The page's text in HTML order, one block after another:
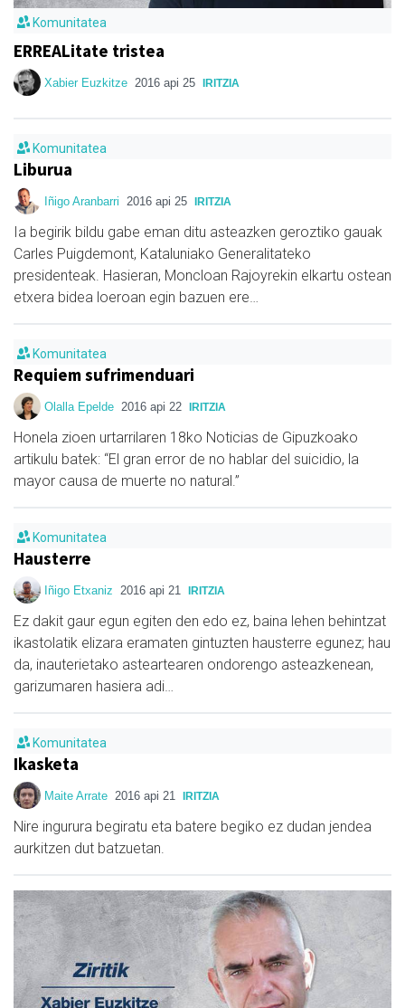
Komunitatea
ERREALitate tristea
Xabier Euzkitze 2016 api 25 IRITZIA
Komunitatea
Liburua
Iñigo Aranbarri 2016 api 25 IRITZIA
Ia begirik bildu gabe eman ditu asteazken geroztiko gauak
Carles Puigdemont, Kataluniako Generalitateko
presidenteak. Hasieran, Moncloan Rajoyrekin elkartu ostean
etxera bidea loeroan egin bazuen ere…
Komunitatea
Requiem sufrimenduari
Olalla Epelde 2016 api 22 IRITZIA
Honela zioen urtarrilaren 18ko Noticias de Gipuzkoako
artikulu batek: “El gran error de no hablar del suicidio, la
mayor causa de muerte no natural.”
Komunitatea
Hausterre
Iñigo Etxaniz 2016 api 21 IRITZIA
Ez dakit gaur egun egiten den edo ez, baina lehen behintzat
ikastolatik elizara eramaten gintuzten hausterre egunez; hau
da, inauterietako asteartearen ondorengo asteazkenean,
garizumaren hasiera adi…
Komunitatea
Ikasketa
Maite Arrate 2016 api 21 IRITZIA
Nire ingurura begiratu eta batere begiko ez dudan jendea
aurkitzen dut batzuetan.